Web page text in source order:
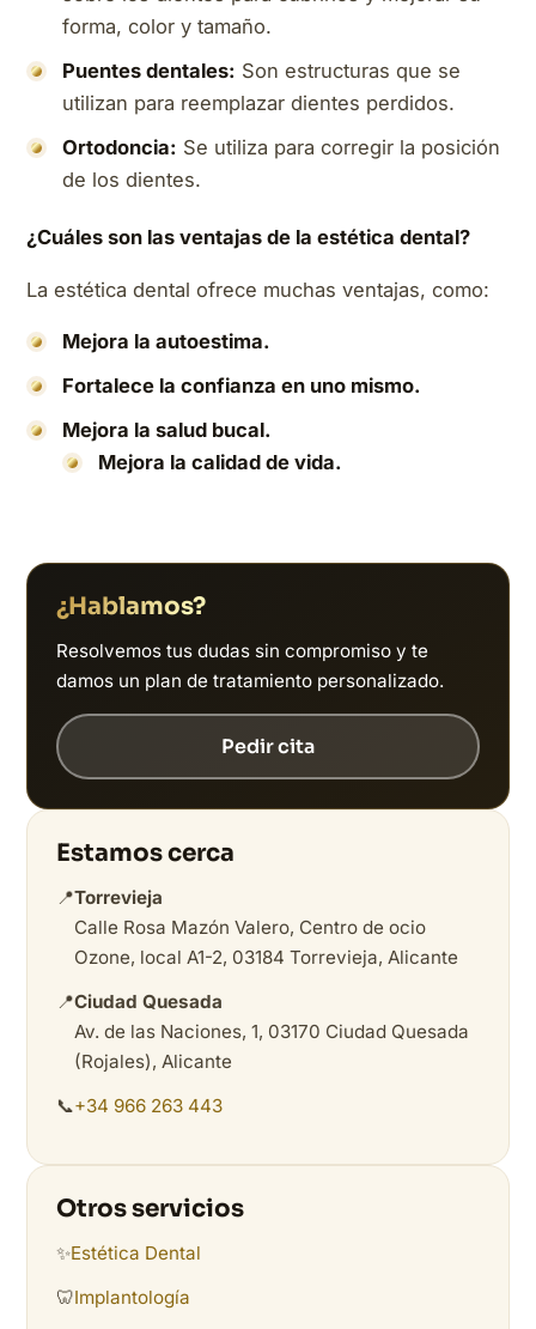
forma, color y tamaño.
Puentes dentales: Son estructuras que se
utilizan para reemplazar dientes perdidos.
Ortodoncia: Se utiliza para corregir la posición
de los dientes.
¿Cuáles son las ventajas de la estética dental?
La estética dental ofrece muchas ventajas, como:
Mejora la autoestima.
Fortalece la confianza en uno mismo.
Mejora la salud bucal.
Mejora la calidad de vida.
¿Hablamos?
Resolvemos tus dudas sin compromiso y te
damos un plan de tratamiento personalizado.
Pedir cita
Estamos cerca
📍Torrevieja
Calle Rosa Mazón Valero, Centro de ocio
Ozone, local A1-2, 03184 Torrevieja, Alicante
📍Ciudad Quesada
Av. de las Naciones, 1, 03170 Ciudad Quesada
(Rojales), Alicante
📞+34 966 263 443
Otros servicios
✨Estética Dental
🦷Implantología